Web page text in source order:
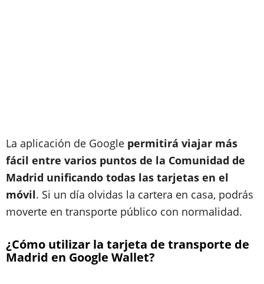
La aplicación de Google permitirá viajar más
fácil entre varios puntos de la Comunidad de
Madrid unificando todas las tarjetas en el
móvil. Si un día olvidas la cartera en casa, podrás
moverte en transporte público con normalidad.
¿Cómo utilizar la tarjeta de transporte de
Madrid en Google Wallet?